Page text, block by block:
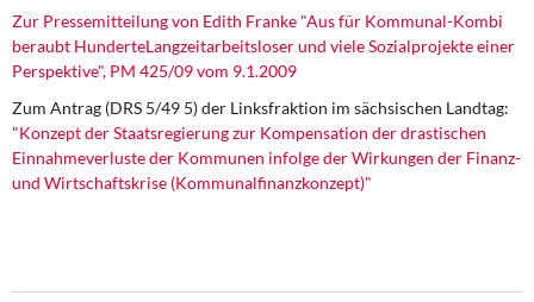
Eurokrise und Griechenland
DIE LINKE
Weitere Themen
Memo-Gruppe
Zur Pressemitteilung von Edith Franke "Aus für Kommunal-Kombi
beraubt HunderteLangzeitarbeitsloser und viele Sozialprojekte einer
Perspektive", PM 425/09 vom 9.1.2009
Zum Antrag (DRS 5/49 5) der Linksfraktion im sächsischen Landtag:
"Konzept der Staatsregierung zur Kompensation der drastischen
Einnahmeverluste der Kommunen infolge der Wirkungen der Finanz-
und Wirtschaftskrise (Kommunalfinanzkonzept)"